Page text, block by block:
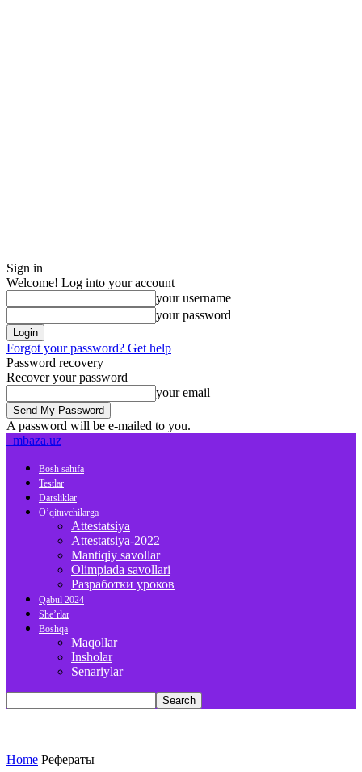
Sign in
Welcome! Log into your account
your username
your password
Forgot your password? Get help
Password recovery
Recover your password
your email
A password will be e-mailed to you.
mbaza.uz
Bosh sahifa
Testlar
Darsliklar
O’qituvchilarga
Attestatsiya
Attestatsiya-2022
Mantiqiy savollar
Olimpiada savollari
Разработки уроков
Qabul 2024
She’rlar
Boshqa
Maqollar
Insholar
Senariylar
Home Рефераты